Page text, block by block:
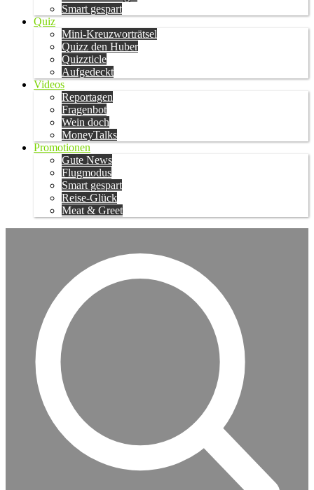
Smart gespart
Quiz
Mini-Kreuzworträtsel
Quizz den Huber
Quizzticle
Aufgedeckt
Videos
Reportagen
Fragenbot
Wein doch
MoneyTalks
Promotionen
Gute News
Flugmodus
Smart gespart
Reise-Glück
Meat & Greet